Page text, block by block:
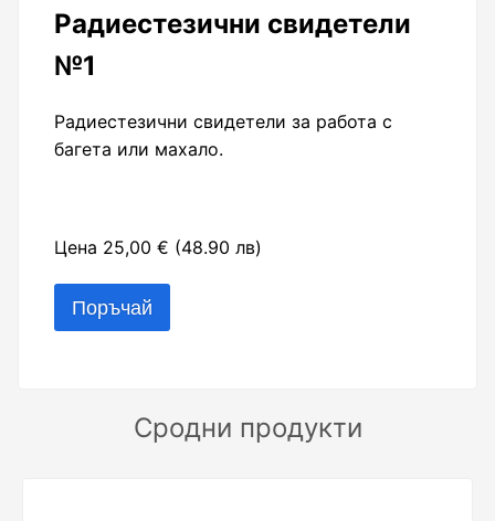
Радиестезични свидетели
№1
Радиестезични свидетели за работа с
багета или махало.
Цена 25,00 € (48.90 лв)
Сродни продукти